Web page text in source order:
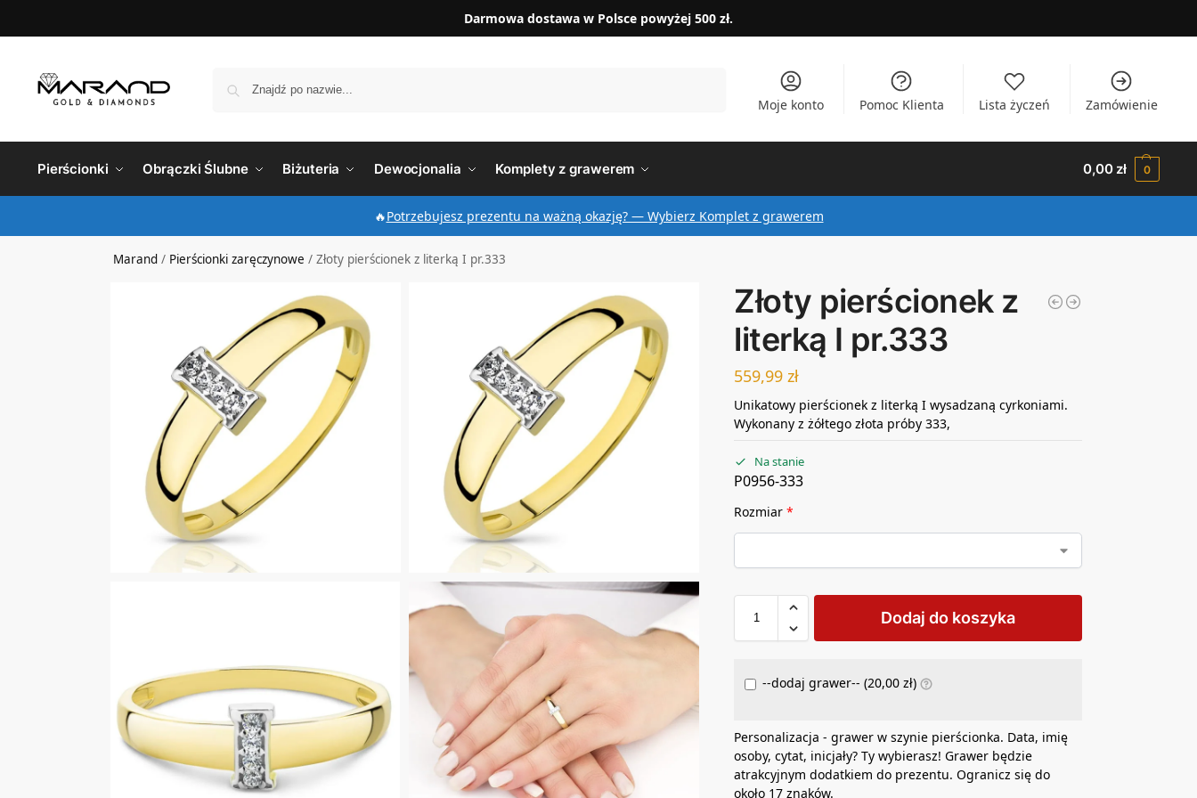
Darmowa dostawa w Polsce powyżej 500 zł.
Moje konto Pomoc Klienta Lista życzeń Zamówienie
Pierścionki Obrączki Ślubne Biżuteria Dewocjonalia Komplety z grawerem 0,00zł 0
🔥Potrzebujesz prezentu na ważną okazję? — Wybierz Komplet z grawerem
Marand / Pierścionki zaręczynowe /Złoty pierścionek z literką I pr.333
Złoty pierścionek z
literką I pr.333
559,99 zł
Unikatowy pierścionek z literką I wysadzaną cyrkoniami.
Wykonany z żółtego złota próby 333,
Na stanie
P0956-333
Rozmiar*
Dodaj do koszyka
--dodaj grawer-- (20,00zł)
Personalizacja - grawer w szynie pierścionka. Data, imię
osoby, cytat, inicjały? Ty wybierasz! Grawer będzie
atrakcyjnym dodatkiem do prezentu. Ogranicz się do
około 17 znaków.